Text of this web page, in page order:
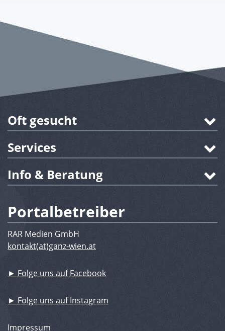
Oft gesucht
Services
Info & Beratung
Portalbetreiber
RAR Medien GmbH
kontakt(at)ganz-wien.at
► Folge uns auf Facebook
► Folge uns auf Instagram
Impressum